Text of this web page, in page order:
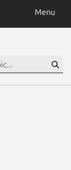
Menu